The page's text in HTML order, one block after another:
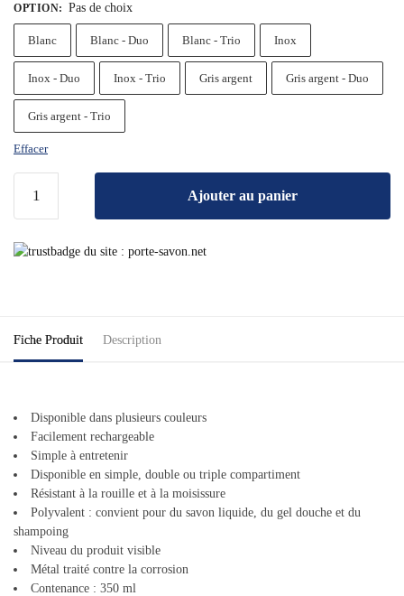
OPTION: Pas de choix
Blanc Blanc - Duo Blanc - Trio Inox
Inox - Duo Inox - Trio Gris argent Gris argent - Duo
Gris argent - Trio
Effacer
Ajouter au panier
Fiche Produit Description
Disponible dans plusieurs couleurs
Facilement rechargeable
Simple à entretenir
Disponible en simple, double ou triple compartiment
Résistant à la rouille et à la moisissure
Polyvalent : convient pour du savon liquide, du gel douche et du
shampoing
Niveau du produit visible
Métal traité contre la corrosion
Contenance : 350 ml